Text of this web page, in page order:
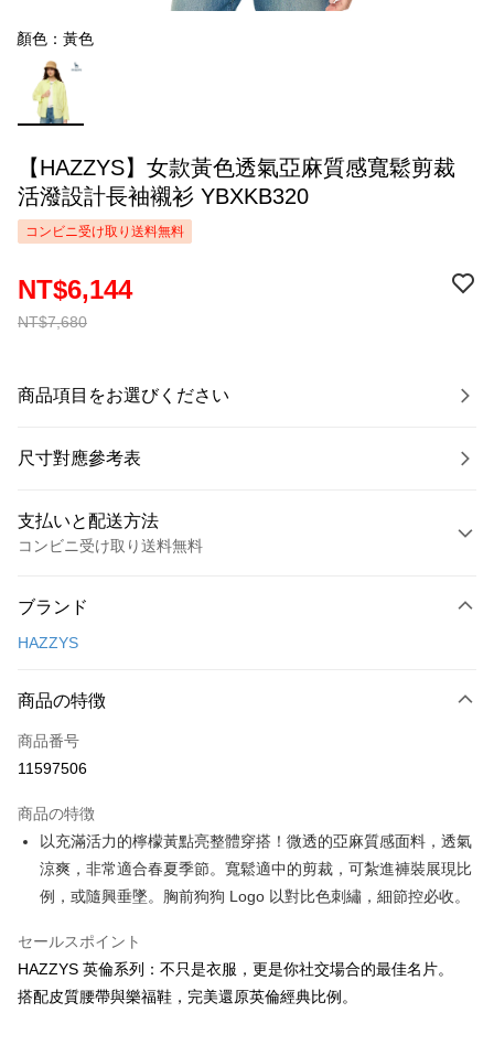
顏色：黃色
【HAZZYS】女款黃色透氣亞麻質感寬鬆剪裁
活潑設計長袖襯衫 YBXKB320
コンビニ受け取り送料無料
NT$7,680
NT$6,144
商品項目をお選びください
尺寸對應參考表
支払いと配送方法
コンビニ受け取り送料無料
クレジットカード1回払い
LINE Pay
Apple Pay
Easy Wallet
OP Pay Later
説明
1. 本サービスは台湾大哥大によって提供され、台湾大哥大のユーザーは追
加の申請なしで即時に利用可能です。
2. 支払い方法で「OP Pay Later」を選択すると、注文が成立した後に自動
的に OP Pay Later の取引プロセスに移行し、携帯番号を確認後、分割払
1.お支払い方法でAFTEE代金後払いを選択すると、携帯電話認証ウィンド
ATM払い
ブランド
HAZZYS
商品の特徴
商品番号
11597506
商品の特徴
以充滿活力的檸檬黃點亮整體穿搭！微透的亞麻質感面料，透氣
涼爽，非常適合春夏季節。寬鬆適中的剪裁，可紮進褲裝展現比
例，或隨興垂墜。胸前狗狗 Logo 以對比色刺繡，細節控必收。
セールスポイント
HAZZYS 英倫系列：不只是衣服，更是你社交場合的最佳名片。
搭配皮質腰帶與樂福鞋，完美還原英倫經典比例。